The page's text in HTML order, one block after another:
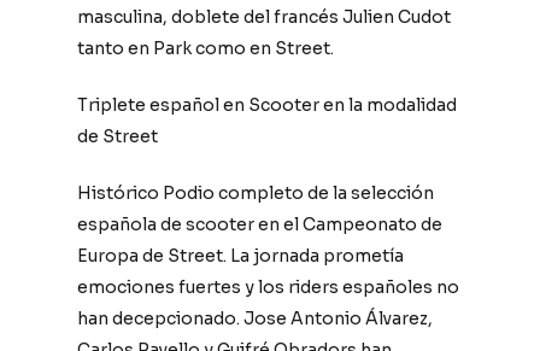
masculina, doblete del francés Julien Cudot
tanto en Park como en Street.
Triplete español en Scooter en la modalidad
de Street
Histórico Podio completo de la selección
española de scooter en el Campeonato de
Europa de Street. La jornada prometía
emociones fuertes y los riders españoles no
han decepcionado. Jose Antonio Álvarez,